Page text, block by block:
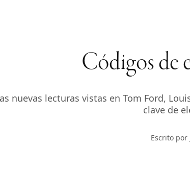
Códigos de
nuevas lecturas vistas en Tom Ford,
clave de
Escrito por